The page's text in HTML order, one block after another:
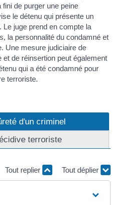
de purger une peine
le détenu qui présente un
. Le juge prend en compte la
la personnalité du condamné et
Une mesure judiciaire de
et de réinsertion peut également
qui a été condamné pour
terroriste.
d'un criminel
terroriste
Tout replier Tout déplier